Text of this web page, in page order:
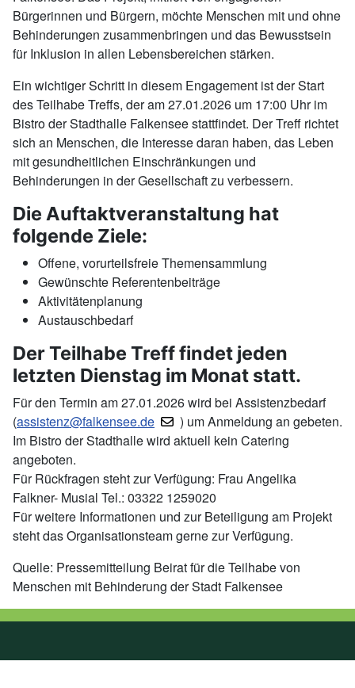
Bürgerinnen und Bürgern, möchte Menschen mit und ohne
Behinderungen zusammenbringen und das Bewusstsein
für Inklusion in allen Lebensbereichen stärken.
Ein wichtiger Schritt in diesem Engagement ist der Start
des Teilhabe Treffs, der am 27.01.2026 um 17:00 Uhr im
Bistro der Stadthalle Falkensee stattfindet. Der Treff richtet
sich an Menschen, die Interesse daran haben, das Leben
mit gesundheitlichen Einschränkungen und
Behinderungen in der Gesellschaft zu verbessern.
Die Auftaktveranstaltung hat
folgende Ziele:
Offene, vorurteilsfreie Themensammlung
Gewünschte Referentenbeiträge
Aktivitätenplanung
Austauschbedarf
Der Teilhabe Treff findet jeden
letzten Dienstag im Monat statt.
Für den Termin am 27.01.2026 wird bei Assistenzbedarf
(assistenz@falkensee.de
) um Anmeldung an gebeten.
Im Bistro der Stadthalle wird aktuell kein Catering
angeboten.
Für Rückfragen steht zur Verfügung: Frau Angelika
Falkner- Musial Tel.: 03322 1259020
Für weitere Informationen und zur Beteiligung am Projekt
steht das Organisationsteam gerne zur Verfügung.
Quelle: Pressemitteilung Beirat für die Teilhabe von
Menschen mit Behinderung der Stadt Falkensee